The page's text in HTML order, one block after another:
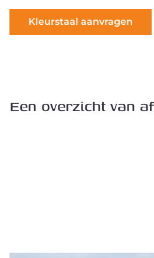
Kleurstaal aanvragen
Een overzicht van